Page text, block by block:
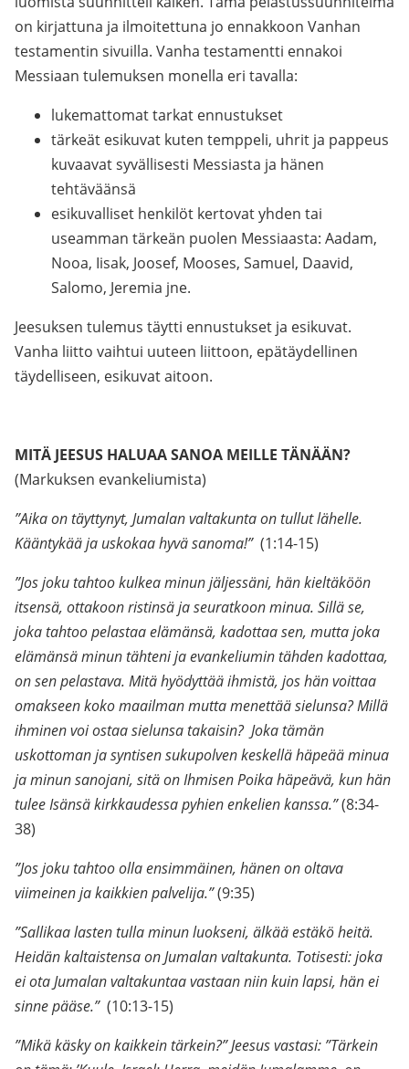
on kirjattuna ja ilmoitettuna jo ennakkoon Vanhan
testamentin sivuilla. Vanha testamentti ennakoi
Messiaan tulemuksen monella eri tavalla:
lukemattomat tarkat ennustukset
tärkeät esikuvat kuten temppeli, uhrit ja pappeus
kuvaavat syvällisesti Messiasta ja hänen
tehtäväänsä
esikuvalliset henkilöt kertovat yhden tai
useamman tärkeän puolen Messiaasta: Aadam,
Nooa, Iisak, Joosef, Mooses, Samuel, Daavid,
Salomo, Jeremia jne.
Jeesuksen tulemus täytti ennustukset ja esikuvat.
Vanha liitto vaihtui uuteen liittoon, epätäydellinen
täydelliseen, esikuvat aitoon.
MITÄ JEESUS HALUAA SANOA MEILLE TÄNÄÄN?
(Markuksen evankeliumista)
”Aika on täyttynyt, Jumalan valtakunta on tullut lähelle.
Kääntykää ja uskokaa hyvä sanoma!”(1:14-15)
”Jos joku tahtoo kulkea minun jäljessäni, hän kieltäköön
itsensä, ottakoon ristinsä ja seuratkoon minua. Sillä se,
joka tahtoo pelastaa elämänsä, kadottaa sen, mutta joka
elämänsä minun tähteni ja evankeliumin tähden kadottaa,
on sen pelastava. Mitä hyödyttää ihmistä, jos hän voittaa
omakseen koko maailman mutta menettää sielunsa? Millä
ihminen voi ostaa sielunsa takaisin? Joka tämän
uskottoman ja syntisen sukupolven keskellä häpeää minua
ja minun sanojani, sitä on Ihmisen Poika häpeävä, kun hän
tulee Isänsä kirkkaudessa pyhien enkelien kanssa.”(8:34-
38)
”Jos joku tahtoo olla ensimmäinen, hänen on oltava
viimeinen ja kaikkien palvelija.”(9:35)
”Sallikaa lasten tulla minun luokseni, älkää estäkö heitä.
Heidän kaltaistensa on Jumalan valtakunta. Totisesti: joka
ei ota Jumalan valtakuntaa vastaan niin kuin lapsi, hän ei
sinne pääse.”(10:13-15)
”Mikä käsky on kaikkein tärkein?” Jeesus vastasi: ”Tärkein